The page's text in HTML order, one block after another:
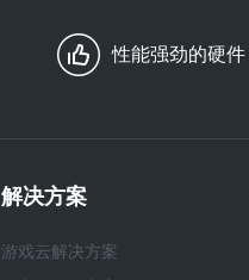
性能强劲的硬件
解决方案
游戏云解决方案